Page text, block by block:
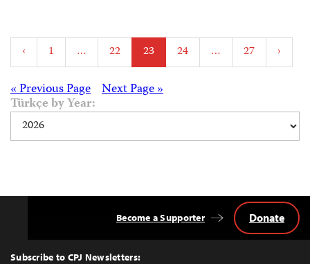
Posts
pagination
‹ 1 … 22 23 24 … 27 ›
Posts
navigation
Next Page »
« Previous Page
Türkçe by Year:
Top
Subscribe to CPJ Newsletters:
Become a Supporter Donate